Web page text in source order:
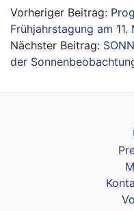
Frühjahrstagung am 11.
der